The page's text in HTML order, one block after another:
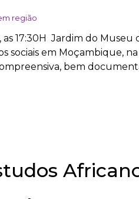
região
as 17:30H Jardim do
sociais em Moçambique,
bem